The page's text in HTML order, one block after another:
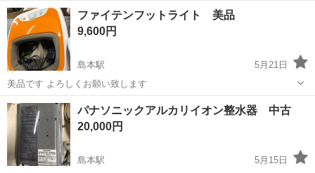
大阪 三島郡 島本駅 季節、空調家電
ファイテンフットライト 美品
9,600円
島本駅
5月21日
美品です よろしくお願い致します
大阪 三島郡 島本駅 季節、空調家電 ファイテン
パナソニックアルカリイオン整水器 中古
20,000円
島本駅
5月15日